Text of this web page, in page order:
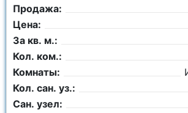
Продажа:
Цена:
За кв. м.:
Кол. ком.:
Комнаты:
Кол. сан. уз.:
Сан. узел: